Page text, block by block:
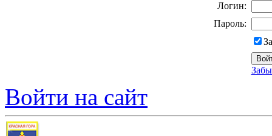
Логин:
Пароль:
Войти на сайт